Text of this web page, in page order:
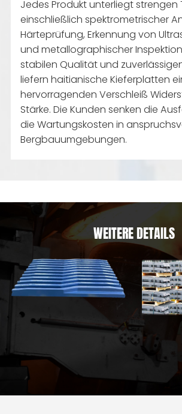
Jedes Produkt unterliegt strengen
einschließlich spektrometrischer
Härteprüfung, Erkennung von
und metallographischer
stabilen Qualität und
liefern haitianische Kieferplatten
hervorragenden Verschleiß
Stärke. Die Kunden senken die
die Wartungskosten in
Bergbauumgebungen.
WEITERE DETAILS